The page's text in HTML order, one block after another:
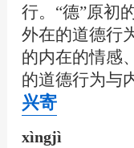
行。“德”原初
外在的道德行
的内在的情感
的道德行为与
兴寄
xìngjì